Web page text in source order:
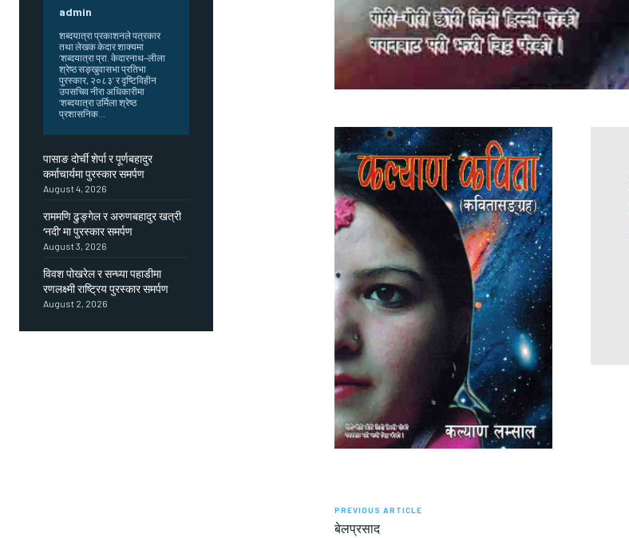
admin
शब्दयात्रा प्रकाशनले पत्रकार
तथा लेखक केदार शाक्यमा
‘शब्दयात्रा प्रा. केदारनाथ–लीला
श्रेष्ठ सङ्खुवासभा प्रतिभा
पुरस्कार, २०८३’ र दृष्टिविहीन
उपसचिव नीरा अधिकारीमा
‘शब्दयात्रा उर्मिला श्रेष्ठ
प्रशासनिक...
पासाङ दोर्ची शेर्पा र पूर्णबहादुर
कर्माचार्यमा पुरस्कार समर्पण
August 4, 2026
राममणि ढुङ्गेल र अरुणबहादुर खत्री
‘नदी’ मा पुरस्कार समर्पण
August 3, 2026
विवश पोखरेल र सन्ध्या पहाडीमा
रणलक्ष्मी राष्ट्रिय पुरस्कार समर्पण
August 2, 2026
PREVIOUS ARTICLE
बेलप्रसाद